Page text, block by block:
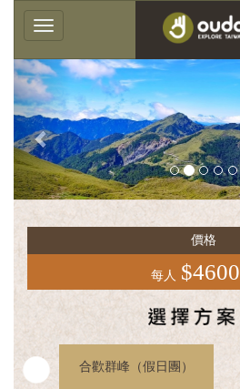
客
庄
團
服
務
Toggle
navigation
Previous
價格
每人 $4600
合歡群峰（假日團）